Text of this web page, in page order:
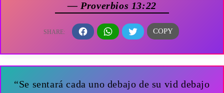
— Proverbios 13:22
“Se sentará cada uno debajo de su vid debajo